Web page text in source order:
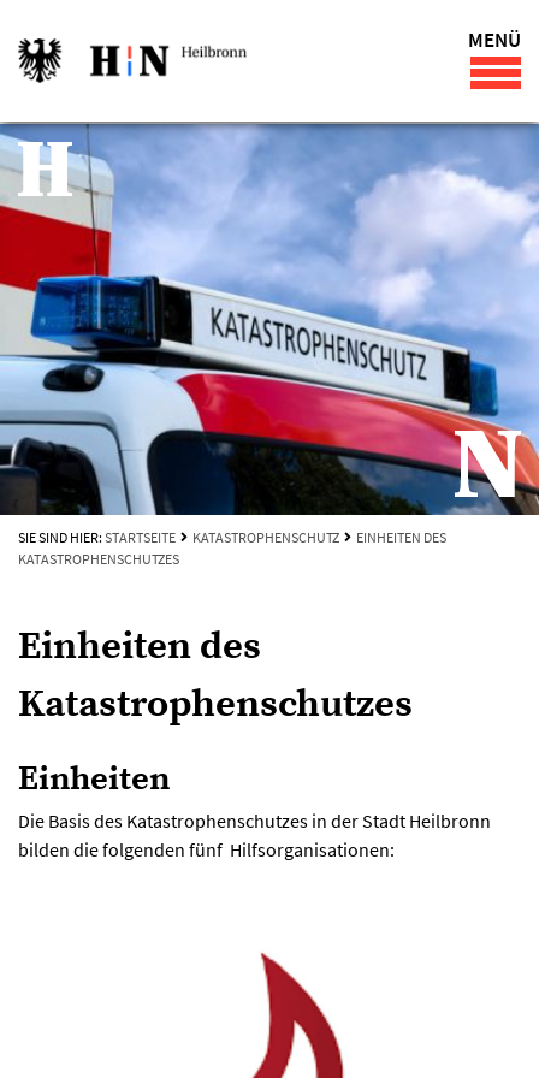
MENÜ
SIE SIND HIER: STARTSEITE KATASTROPHENSCHUTZ
EINHEITEN DES
KATASTROPHENSCHUTZES
Einheiten des
Katastrophenschutzes
Einheiten
Die Basis des Katastrophenschutzes in der Stadt Heilbronn
bilden die folgenden fünf Hilfsorganisationen: